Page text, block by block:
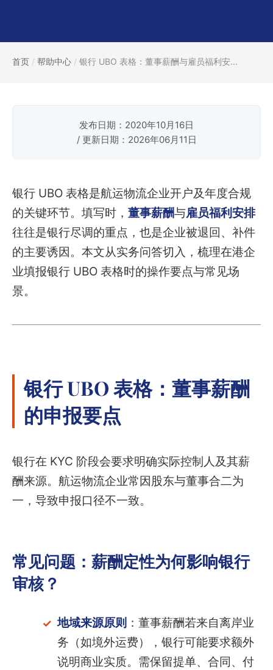
首页 / 帮助中心 / 银行 UBO 表格：董事薪酬与雇员福利安...
发布日期：2020年10月16日
/ 更新日期：2026年06月11日
银行 UBO 表格是航运物流企业开户及年度合规
的关键环节。填写时， 董事薪酬与雇员福利安排
往往是银行尽调的重点，也是企业被退回、补件
的主要诱因。本文从实务问答切入，梳理在港企
业填报银行 UBO 表格时的操作要点与常见场
景。
银行 UBO 表格：董事薪酬
的申报要点
银行在 KYC 阶段会要求明确实际控制人及其薪
酬来源。航运物流企业常因股东与董事合二为
一，导致申报口径不一致。
常见问题：薪酬定性为何影响银行
审核？
地域来源原则 ：董事薪酬若来自离岸业
务（如境外运费），银行可能要求额外
说明商业实质。需保留提单、合同、付